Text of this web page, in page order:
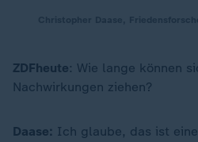
ZDFheute: Wie lange können
Nachwirkungen ziehen?
Daase: Ich glaube, das ist